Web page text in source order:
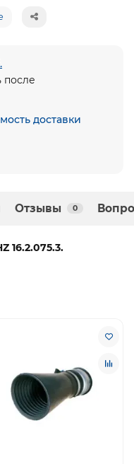
после
доставки
Отзывы 0
16.2.075.3.